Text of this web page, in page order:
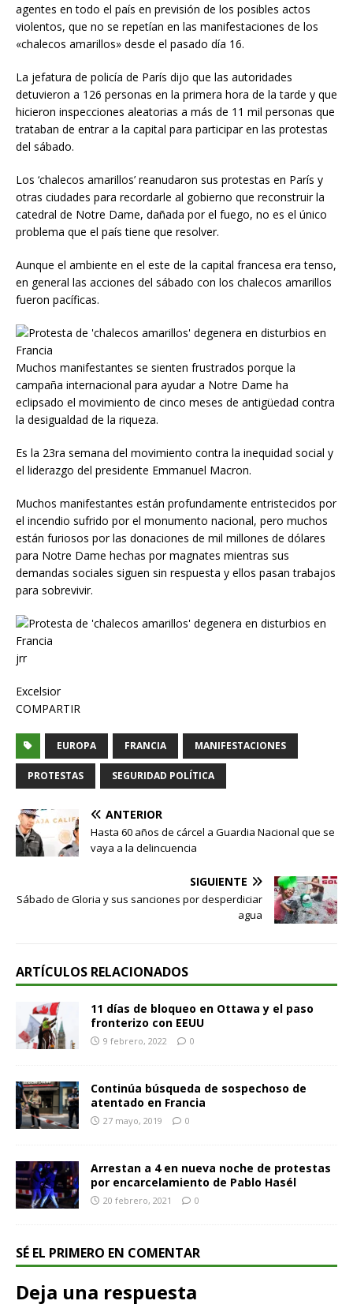
agentes en todo el país en previsión de los posibles actos
violentos, que no se repetían en las manifestaciones de los
«chalecos amarillos» desde el pasado día 16.
La jefatura de policía de París dijo que las autoridades
detuvieron a 126 personas en la primera hora de la tarde y que
hicieron inspecciones aleatorias a más de 11 mil personas que
trataban de entrar a la capital para participar en las protestas
del sábado.
Los ‘chalecos amarillos’ reanudaron sus protestas en París y
otras ciudades para recordarle al gobierno que reconstruir la
catedral de Notre Dame, dañada por el fuego, no es el único
problema que el país tiene que resolver.
Aunque el ambiente en el este de la capital francesa era tenso,
en general las acciones del sábado con los chalecos amarillos
fueron pacíficas.
Muchos manifestantes se sienten frustrados porque la
campaña internacional para ayudar a Notre Dame ha
eclipsado el movimiento de cinco meses de antigüedad contra
la desigualdad de la riqueza.
Es la 23ra semana del movimiento contra la inequidad social y
el liderazgo del presidente Emmanuel Macron.
Muchos manifestantes están profundamente entristecidos por
el incendio sufrido por el monumento nacional, pero muchos
están furiosos por las donaciones de mil millones de dólares
para Notre Dame hechas por magnates mientras sus
demandas sociales siguen sin respuesta y ellos pasan trabajos
para sobrevivir.
jrr
Excelsior
COMPARTIR
EUROPA FRANCIA MANIFESTACIONES
PROTESTAS SEGURIDAD POLÍTICA
ANTERIOR
Hasta 60 años de cárcel a Guardia Nacional que se
vaya a la delincuencia
SIGUIENTE
Sábado de Gloria y sus sanciones por desperdiciar
agua
ARTÍCULOS RELACIONADOS
11 días de bloqueo en Ottawa y el paso
fronterizo con EEUU
9 febrero, 2022 0
Continúa búsqueda de sospechoso de
atentado en Francia
27 mayo, 2019 0
Arrestan a 4 en nueva noche de protestas
por encarcelamiento de Pablo Hasél
20 febrero, 2021 0
SÉ EL PRIMERO EN COMENTAR
Deja una respuesta